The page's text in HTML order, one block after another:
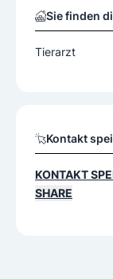
Sie finden
Tierarzt
Kontakt
KONTAKT
SHARE